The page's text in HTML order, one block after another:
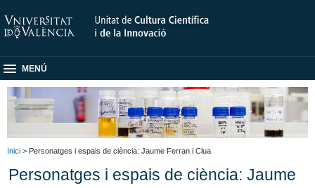
MENÚ
Inici > Personatges i espais de ciència: Jaume Ferran i Clua
Personatges i espais de ciència: Jaume